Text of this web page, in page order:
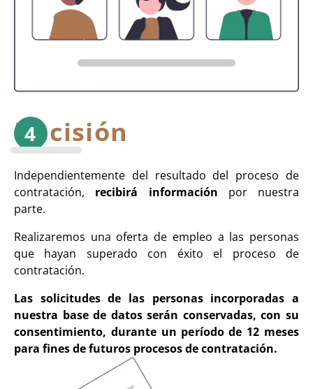
Decisión
Independientemente del resultado del proceso de
contratación, recibirá información por nuestra
parte.
Realizaremos una oferta de empleo a las personas
que hayan superado con éxito el proceso de
contratación.
Las solicitudes de las personas incorporadas a
nuestra base de datos serán conservadas, con su
consentimiento, durante un período de 12 meses
para fines de futuros procesos de contratación.